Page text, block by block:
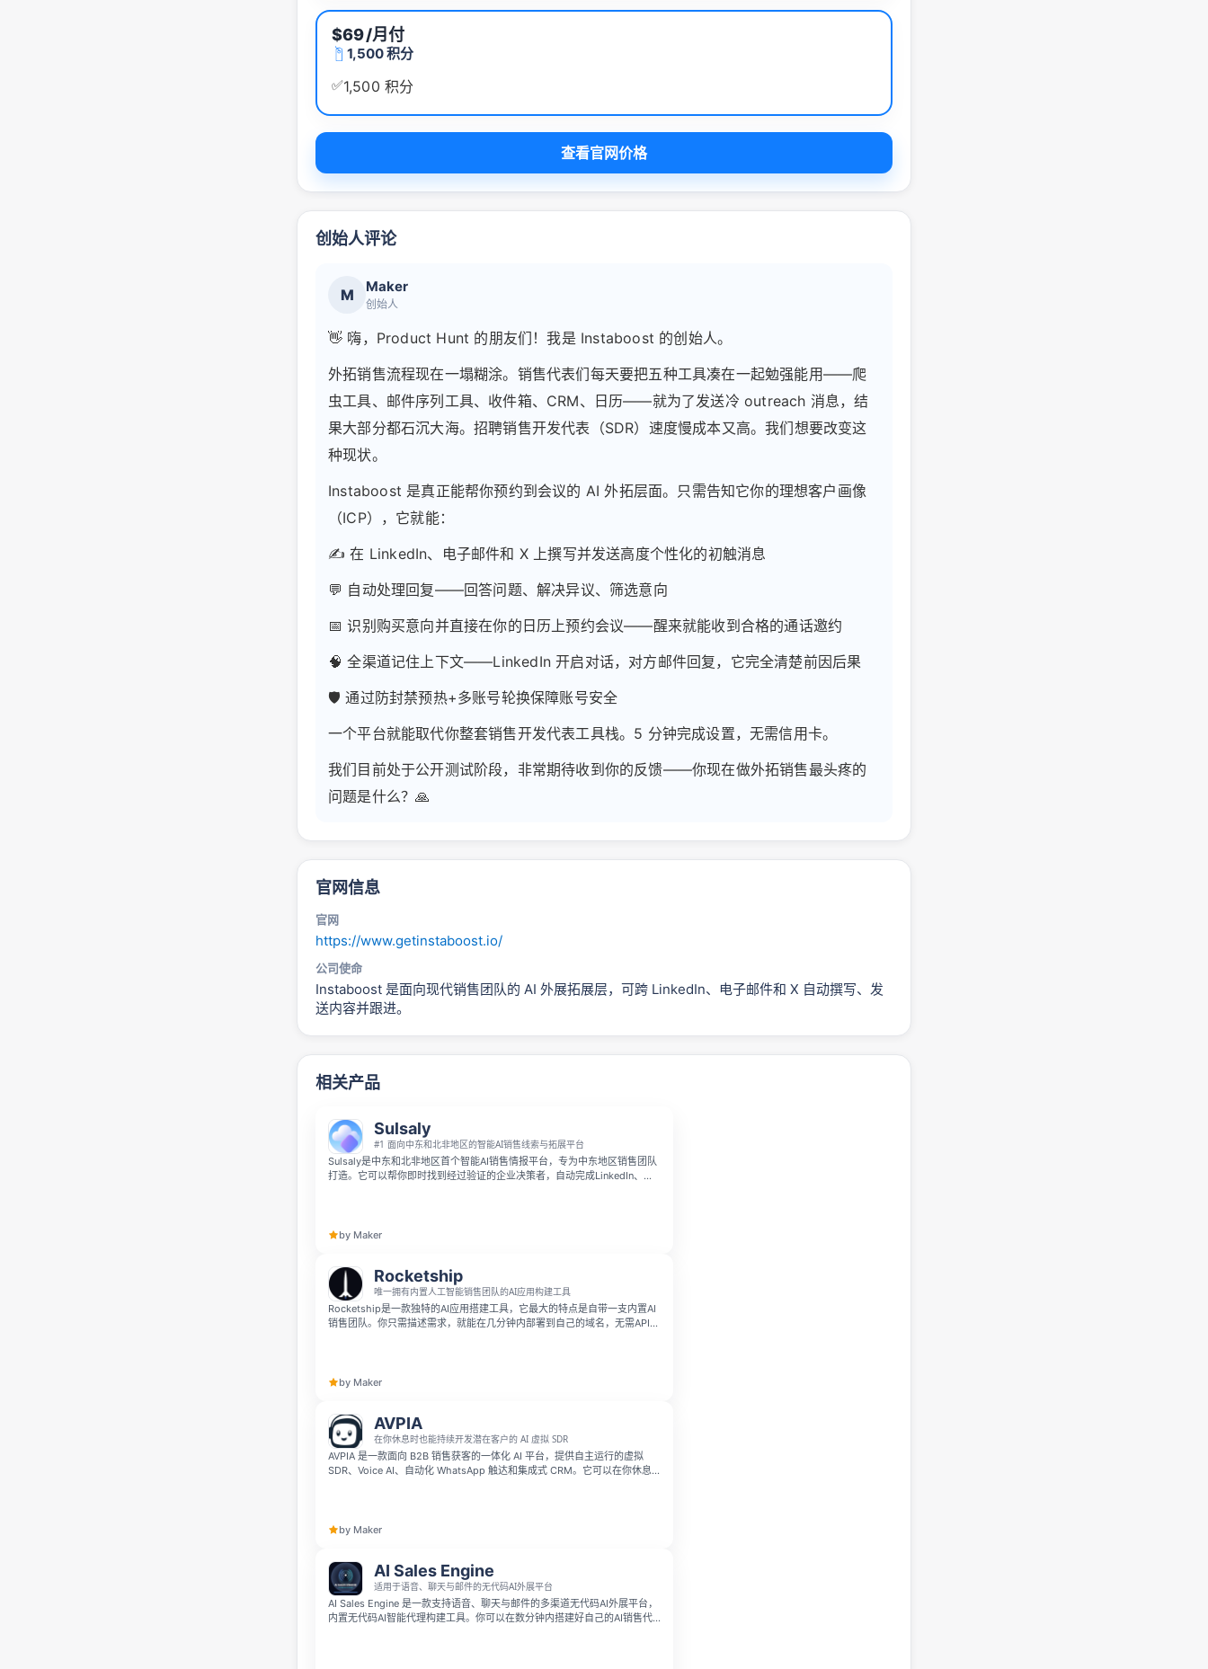
$69/月付
1,500 积分
✅1,500 积分
查看官网价格
创始人评论
M Maker
创始人
👋 嗨，Product Hunt 的朋友们！我是 Instaboost 的创始人。
外拓销售流程现在一塌糊涂。销售代表们每天要把五种工具凑在一起勉强能用——爬
虫工具、邮件序列工具、收件箱、CRM、日历——就为了发送冷 outreach 消息，结
果大部分都石沉大海。招聘销售开发代表（SDR）速度慢成本又高。我们想要改变这
种现状。
Instaboost 是真正能帮你预约到会议的 AI 外拓层面。只需告知它你的理想客户画像
（ICP），它就能：
✍️ 在 LinkedIn、电子邮件和 X 上撰写并发送高度个性化的初触消息
💬 自动处理回复——回答问题、解决异议、筛选意向
📅 识别购买意向并直接在你的日历上预约会议——醒来就能收到合格的通话邀约
🧠 全渠道记住上下文——LinkedIn 开启对话，对方邮件回复，它完全清楚前因后果
🛡️ 通过防封禁预热+多账号轮换保障账号安全
一个平台就能取代你整套销售开发代表工具栈。5 分钟完成设置，无需信用卡。
我们目前处于公开测试阶段，非常期待收到你的反馈——你现在做外拓销售最头疼的
问题是什么？🙏
官网信息
官网
https://www.getinstaboost.io/
公司使命
Instaboost 是面向现代销售团队的 AI 外展拓展层，可跨 LinkedIn、电子邮件和 X 自动撰写、发
送内容并跟进。
相关产品
Sulsaly
#1 面向中东和北非地区的智能AI销售线索与拓展平台
Sulsaly是中东和北非地区首个智能AI销售情报平台，专为中东地区销售团队
打造。它可以帮你即时找到经过验证的企业决策者，自动完成LinkedIn、
by Maker
Rocketship
唯一拥有内置人工智能销售团队的AI应用构建工具
Rocketship是一款独特的AI应用搭建工具，它最大的特点是自带一支内置AI
销售团队。你只需描述需求，就能在几分钟内部署到自己的域名，无需API密
by Maker
AVPIA
在你休息时也能持续开发潜在客户的 AI 虚拟 SDR
AVPIA 是一款面向 B2B 销售获客的一体化 AI 平台，提供自主运行的虚拟
SDR、Voice AI、自动化 WhatsApp 触达和集成式 CRM。它可以在你休息
by Maker
AI Sales Engine
适用于语音、聊天与邮件的无代码AI外展平台
AI Sales Engine 是一款支持语音、聊天与邮件的多渠道无代码AI外展平台，
内置无代码AI智能代理构建工具。你可以在数分钟内搭建好自己的AI销售代